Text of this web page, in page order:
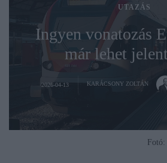
UTAZÁS
Ingyen vonatozás
már lehet
2026-04-13 KARÁCSONY ZOLTÁN
Fotó: